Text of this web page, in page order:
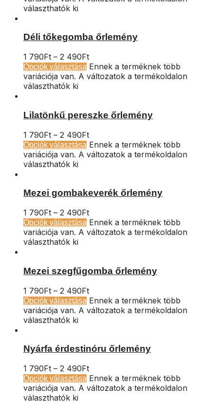
választhatók ki
Déli tőkegomba őrlemény
1 790Ft – 2 490Ft
Opciók választása Ennek a terméknek több
variációja van. A változatok a termékoldalon
választhatók ki
Lilatönkű pereszke őrlemény
1 790Ft – 2 490Ft
Opciók választása Ennek a terméknek több
variációja van. A változatok a termékoldalon
választhatók ki
Mezei gombakeverék őrlemény
1 790Ft – 2 490Ft
Opciók választása Ennek a terméknek több
variációja van. A változatok a termékoldalon
választhatók ki
Mezei szegfűgomba őrlemény
1 790Ft – 2 490Ft
Opciók választása Ennek a terméknek több
variációja van. A változatok a termékoldalon
választhatók ki
Nyárfa érdestinóru őrlemény
1 790Ft – 2 490Ft
Opciók választása Ennek a terméknek több
variációja van. A változatok a termékoldalon
választhatók ki